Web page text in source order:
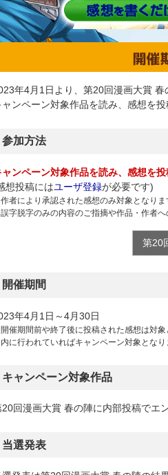
年4月1日より、第20回漫画大賞 春
ャンペーン対象作品を読み、感想を
参加方法
ャンペーン対象作品を読み、感想を投
想投稿にはユーザ登録が必要です)
者により承認された感想のみ対象となりま
字脱字のみの内容のご指摘や作品・作者へ
第20
開催期間
年4月1日～4月30日
催期間前や終了後に投稿された感想は対
内に行われていればキャンペーン対象となり
キャンペーン対象作品
20回漫画大賞 春の陣に内部投稿でエ
当選発表